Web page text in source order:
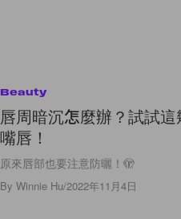
Beauty
唇周暗沉怎麼辦？試試
嘴唇！
原來唇部也要注意防曬！🫣
By Winnie Hu/2022年11月4日